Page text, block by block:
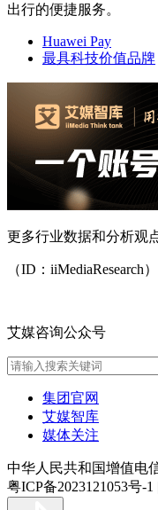
出行的便捷服务。
Huawei Pay
最具科技价值品牌
更多行业数据和分析观
（ID：iiMediaResearch）
艾媒咨询公众号
集团官网
艾媒智库
媒体关注
中华人民共和国增值电
粤ICP备2023121053号-1